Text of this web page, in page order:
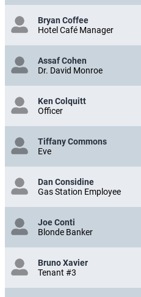
Bryan Coffee
Hotel Café Manager
Assaf Cohen
Dr. David Monroe
Ken Colquitt
Officer
Tiffany Commons
Eve
Dan Considine
Gas Station Employee
Joe Conti
Blonde Banker
Bruno Xavier
Tenant #3